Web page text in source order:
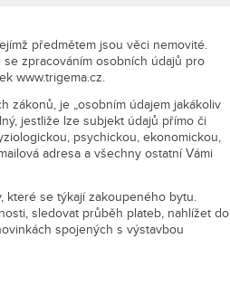
předmětem jsou věci nemovité.
zpracováním osobních údajů pro
www.trigema.cz.
zákonů, je „osobním údajem jakákoliv
jestliže lze subjekt údajů přímo či
psychickou, ekonomickou,
adresa a všechny ostatní Vámi
které se týkají zakoupeného bytu.
sledovat průběh plateb, nahlížet do
spojených s výstavbou